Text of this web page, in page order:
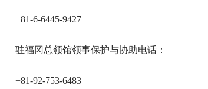
+81-6-6445-9427
驻福冈总领馆领事保护与协助电话：
+81-92-753-6483